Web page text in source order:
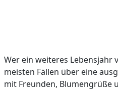
Wer ein weiteres Lebensjahr
meisten Fällen über eine
mit Freunden, Blumengrüße